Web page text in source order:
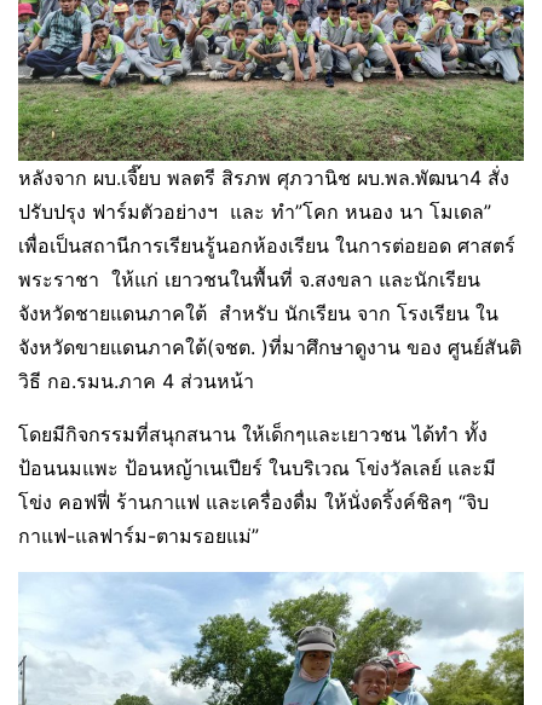
หลังจาก ผบ.เจี๊ยบ พลตรี สิรภพ ศุภวานิช ผบ.พล.พัฒนา4 สั่ง
ปรับปรุง ฟาร์มตัวอย่างฯ และ ทำ”โคก หนอง นา โมเดล”
เพื่อเป็นสถานีการเรียนรู้นอกห้องเรียน ในการต่อยอด ศาสตร์
พระราชา ให้แก่ เยาวชนในพื้นที่ จ.สงขลา และนักเรียน
จังหวัดชายแดนภาคใต้ สำหรับ นักเรียน จาก โรงเรียน ใน
จังหวัดขายแดนภาคใต้(จชต. )ที่มาศึกษาดูงาน ของ ศูนย์สันติ
วิธี กอ.รมน.ภาค 4 ส่วนหน้า
โดยมีกิจกรรมที่สนุกสนาน ให้เด็กๆและเยาวชน ได้ทำ ทั้ง
ป้อนนมแพะ ป้อนหญ้าเนเปียร์ ในบริเวณ โข่งวัลเลย์ และมี
โข่ง คอฟฟี่ ร้านกาแฟ และเครื่องดื่ม ให้นั่งดริ้งค์ชิลๆ “จิบ
กาแฟ-แลฟาร์ม-ตามรอยแม่”